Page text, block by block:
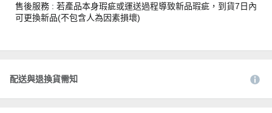
售後服務 : 若產品本身瑕疵或運送過程導致新品瑕疵，到貨7日內
可更換新品(不包含人為因素損壞)
配送與退換貨需知